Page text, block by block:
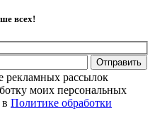
всех!
Отправить
рекламных рассылок
моих персональных
Политике обработки